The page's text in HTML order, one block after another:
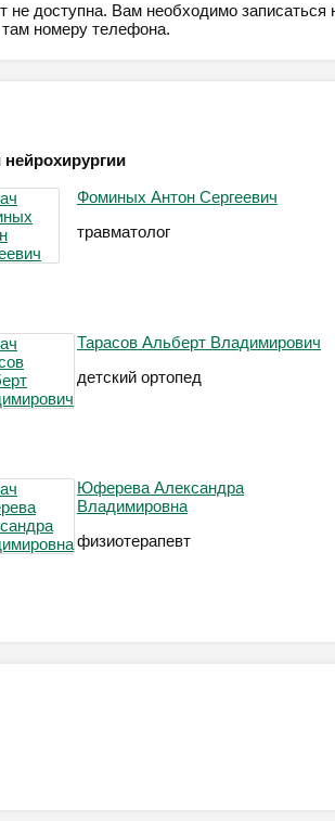
не доступна. Вам необходимо записаться
номеру телефона.
Фоминых Антон Сергеевич
травматолог
Тарасов Альберт Владимирович
детский ортопед
Юферева Александра
Владимировна
физиотерапевт